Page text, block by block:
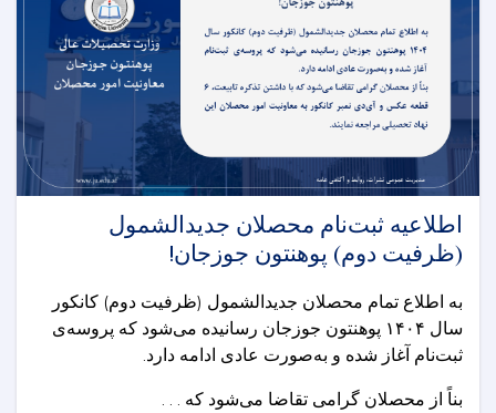
اطلاعیه ثبت‌نام محصلان جدیدالشمول
(ظرفیت دوم) پوهنتون جوزجان!
به اطلاع تمام محصلان جدیدالشمول (ظرفیت دوم) کانکور
سال ۱۴۰۴ پوهنتون جوزجان رسانیده می‌شود که پروسه‌ی
ثبت‌نام آغاز شده و به‌صورت عادی ادامه دارد.
بناً از محصلان گرامی تقاضا می‌شود که . . .